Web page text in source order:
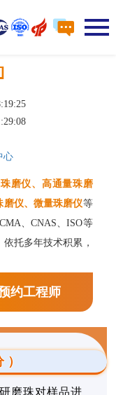
心
磨仪、高通量珠磨
磨仪、微量珠磨仪等
、CNAS、ISO等
托多年技术积累，
约工程师
磨珠对样品进